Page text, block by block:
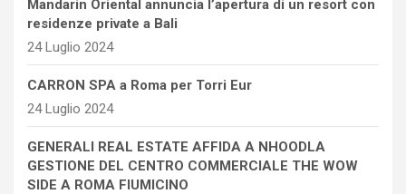
Mandarin Oriental annuncia l’apertura di un resort con
residenze private a Bali
24 Luglio 2024
CARRON SPA a Roma per Torri Eur
24 Luglio 2024
GENERALI REAL ESTATE AFFIDA A NHOODLA
GESTIONE DEL CENTRO COMMERCIALE THE WOW
SIDE A ROMA FIUMICINO